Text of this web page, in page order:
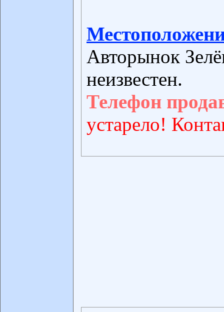
Авторынок
неизвестен.
Телефон
устарело!